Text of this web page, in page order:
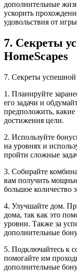
дополнительные
ускорить
удовольствия от
7. Секреты
HomeScapes
7. Секреты
1. Планируйте
его задачи и
предположить,
достижения цели.
2. Используйте
на уровнях и
пройти сложные
3. Собирайте
вам получить
большое количество
4. Улучшайте дом.
дома, так как это
уровни. Также за
дополнительные
5. Подключайтесь к
помогайте им
дополнительные